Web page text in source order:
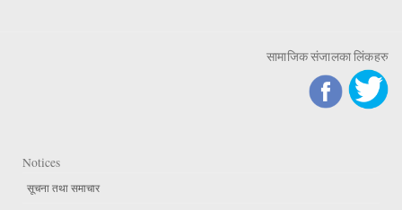
सामाजिक संजालका लिंकहरु
Notices
सूचना तथा समाचार